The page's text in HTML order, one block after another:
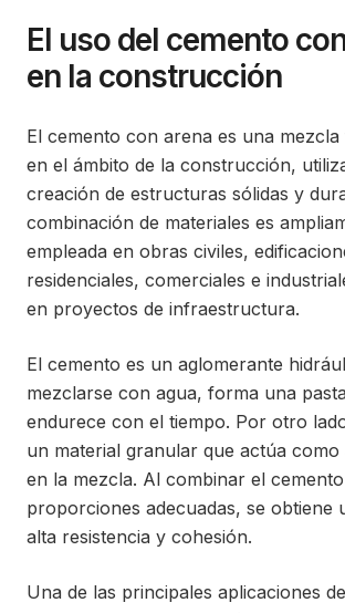
El uso del cemento
en la construcción
El cemento con arena es una
en el ámbito de la construcción,
creación de estructuras sólidas y
combinación de materiales es
empleada en obras civiles,
residenciales, comerciales e
en proyectos de infraestructura.
El cemento es un aglomerante
mezclarse con agua, forma una
endurece con el tiempo. Por otro
un material granular que actúa como
en la mezcla. Al combinar el
proporciones adecuadas, se obtiene
alta resistencia y cohesión.
Una de las principales aplicaciones